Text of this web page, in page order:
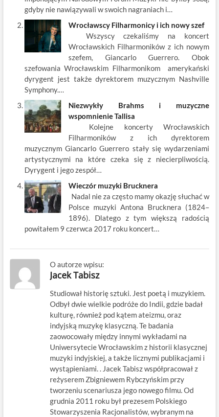
k
gdyby nie nawiązywali w swoich nagraniach i…
Wrocławscy Filharmonicy i ich nowy szef
Wszyscy czekaliśmy na koncert
Wrocławskich Filharmoników z ich nowym
szefem, Giancarlo Guerrero. Obok
szefowania Wrocławskim Filharmonikom amerykański
dyrygent jest także dyrektorem muzycznym Nashville
Symphony.…
Niezwykły Brahms i muzyczne
wspomnienie Tallisa
Kolejne koncerty Wrocławskich
Filharmoników z ich dyrektorem
muzycznym Giancarlo Guerrero stały się wydarzeniami
artystycznymi na które czeka się z niecierpliwością.
Dyrygent i jego zespół…
Wieczór muzyki Brucknera
Nadal nie za często mamy okazję słuchać w
Polsce muzyki Antona Brucknera (1824–
1896). Dlatego z tym większą radością
powitałem 9 czerwca 2017 roku koncert…
O autorze wpisu:
Jacek Tabisz
Studiował historię sztuki. Jest poetą i muzykiem.
Odbył dwie wielkie podróże do Indii, gdzie badał
kulturę, również pod kątem ateizmu, oraz
indyjską muzykę klasyczną. Te badania
zaowocowały między innymi wykładami na
Uniwersytecie Wrocławskim z historii klasycznej
muzyki indyjskiej, a także licznymi publikacjami i
wystąpieniami. . Jacek Tabisz współpracował z
reżyserem Zbigniewem Rybczyńskim przy
tworzeniu scenariusza jego nowego filmu. Od
grudnia 2011 roku był prezesem Polskiego
Stowarzyszenia Racjonalistów, wybranym na